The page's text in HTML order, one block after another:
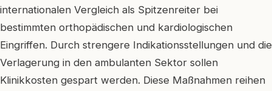
internationalen Vergleich als Spitzenreiter bei
bestimmten orthopädischen und kardiologischen
Eingriffen. Durch strengere Indikationsstellungen und die
Verlagerung in den ambulanten Sektor sollen
Klinikkosten gespart werden. Diese Maßnahmen reihen